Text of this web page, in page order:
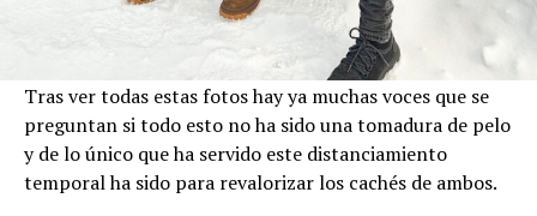
Tras ver todas estas fotos hay ya muchas voces que se
preguntan si todo esto no ha sido una tomadura de pelo
y de lo único que ha servido este distanciamiento
temporal ha sido para revalorizar los cachés de ambos.